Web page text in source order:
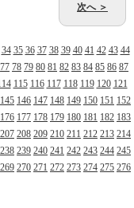
次へ ＞
34 35 36 37 38 39 40 41 42 43 44
77 78 79 80 81 82 83 84 85 86 87
115 116 117 118 119 120 121
145 146 147 148 149 150 151 152
176 177 178 179 180 181 182 183
207 208 209 210 211 212 213 214
238 239 240 241 242 243 244 245
269 270 271 272 273 274 275 276